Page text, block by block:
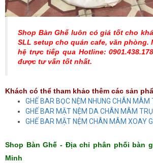
Shop Bàn Ghế luôn có giá tốt cho
SLL setup cho quán cafe, văn phòng.
hệ trực tiếp qua Hotline:
được tư vấn tốt nhất.
Khách có thể tham khảo thêm các sản
GHẾ BAR BỌC NỆM NHUNG CHÂN
GHẾ BAR MẶT NỆM DA CHÂN MÂM
GHẾ BAR MẶT NỆM CHÂN MÂM XOAY
Shop Bàn Ghế - Địa chỉ phân phối bàn
Minh